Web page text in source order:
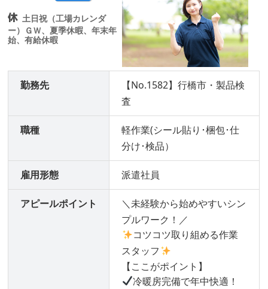
土日祝（工場カレンダ
ー）ＧＷ、夏季休暇、年末年
始、有給休暇
勤務先
【No.1582】行橋市・製品検
査
職種
軽作業(シール貼り･梱包･仕
分け･検品）
雇用形態 派遣社員
アピールポイント
＼未経験から始めやすいシン
プルワーク！／
コツコツ取り組める作業
スタッフ
【ここがポイント】
冷暖房完備で年中快適！